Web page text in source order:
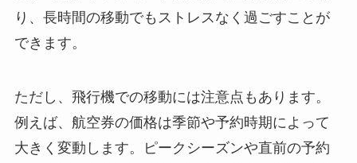
り、長時間の移動でもストレスなく過ごすことが
できます。
ただし、飛行機での移動には注意点もあります。
例えば、航空券の価格は季節や予約時期によって
大きく変動します。ピークシーズンや直前の予約